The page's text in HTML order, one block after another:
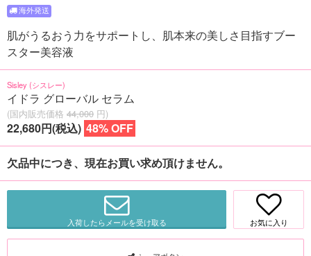
肌がうるおう力をサポートし、肌本来の美しさ目指すブー
スター美容液
Sisley (シスレー)
イドラ グローバル セラム
(国内販売価格 44,000 円)
22,680円(税込) 48% OFF
欠品中につき、現在お買い求め頂けません。
入荷したらメールを受け取る お気に入り